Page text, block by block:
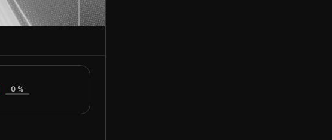
0 %